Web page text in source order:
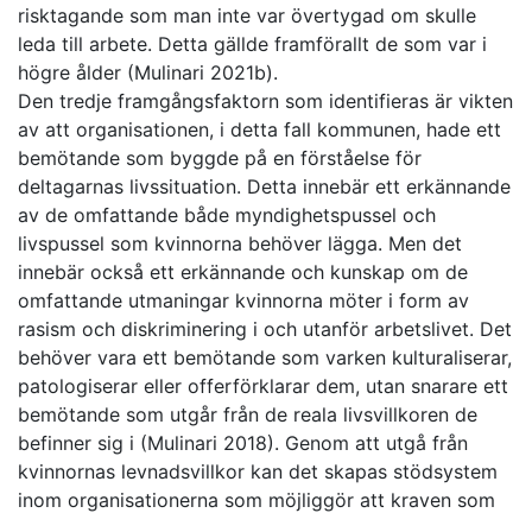
risktagande som man inte var övertygad om skulle
leda till arbete. Detta gällde framförallt de som var i
högre ålder (Mulinari 2021b).
Den tredje framgångsfaktorn som identifieras är vikten
av att organisationen, i detta fall kommunen, hade ett
bemötande som byggde på en förståelse för
deltagarnas livssituation. Detta innebär ett erkännande
av de omfattande både myndighetspussel och
livspussel som kvinnorna behöver lägga. Men det
innebär också ett erkännande och kunskap om de
omfattande utmaningar kvinnorna möter i form av
rasism och diskriminering i och utanför arbetslivet. Det
behöver vara ett bemötande som varken kulturaliserar,
patologiserar eller offerförklarar dem, utan snarare ett
bemötande som utgår från de reala livsvillkoren de
befinner sig i (Mulinari 2018). Genom att utgå från
kvinnornas levnadsvillkor kan det skapas stödsystem
inom organisationerna som möjliggör att kraven som